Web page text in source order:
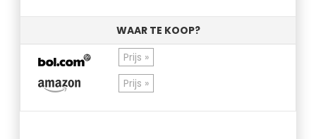
WAAR TE KOOP?
Prijs »
Prijs »